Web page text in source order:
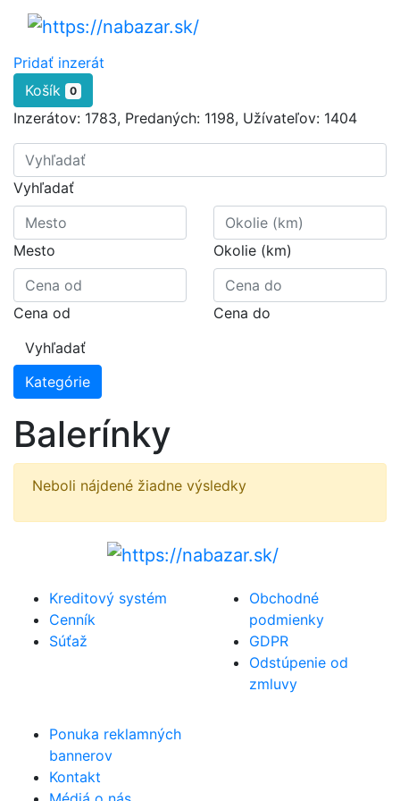
Pridať inzerát
Košík
0
Inzerátov: 1783, Predaných: 1198, Užívateľov: 1404
Vyhľadať
Mesto Okolie (km)
Cena od
Cena do
Vyhľadať
Kategórie
Balerínky
Neboli nájdené žiadne výsledky
Kreditový systém
Cenník
Súťaž
Obchodné
podmienky
GDPR
Odstúpenie od
zmluvy
Ponuka reklamných
bannerov
Kontakt